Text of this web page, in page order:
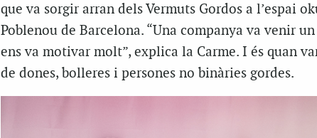
que va sorgir arran dels Vermuts Gordos a l’espai
Poblenou de Barcelona. “Una companya va venir
ens va motivar molt”, explica la Carme. I és quan
de dones, bolleres i persones no binàries gordes.